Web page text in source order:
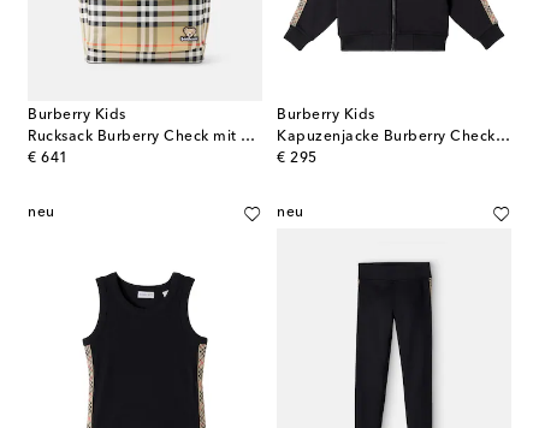
Burberry Kids
Rucksack Burberry Check mit Leder
€ 641
original price
Burberry Kids
Kapuzenjacke Burberry Check EKD aus Baumwolle
€ 295
original price
neu neu